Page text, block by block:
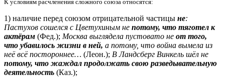
К условиям расчленения сложного союза относятся:
1) наличие перед союзом отрицательной частицы не:
Пастухов сошелся с Цветухиным не потому, что тяготел к
актёрам (Фед.); Москва выглядела пустовато не от того,
что убавилось жизни в ней, а потому, что война вымела из
неё всё постороннее… (Леон.); В Ландсберг Винкель шёл не
потому, что жаждал продолжать свою разведывательную
деятельность (Каз.);